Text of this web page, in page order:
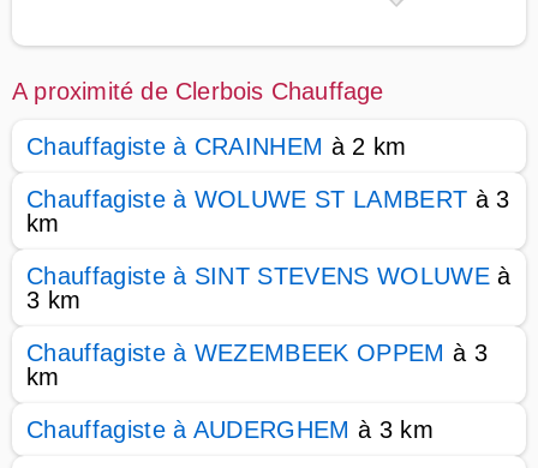
A proximité de Clerbois Chauffage
Chauffagiste à CRAINHEM à 2 km
Chauffagiste à WOLUWE ST LAMBERT à 3
km
Chauffagiste à SINT STEVENS WOLUWEà
3 km
Chauffagiste à WEZEMBEEK OPPEM à 3
km
Chauffagiste à AUDERGHEM à 3 km